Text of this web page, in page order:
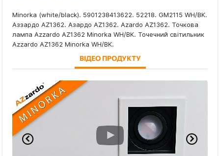
Minorka (white/black). 5901238413622. 52218. GM2115 WH/BK.
Аззардо AZ1362. Азардо AZ1362. Azardo AZ1362. Точкова
лампа Azzardo AZ1362 Minorka WH/BK. Точечний світильник
Azzardo AZ1362 Minorka WH/BK.
ВІДЕО ПРОДУКТУ